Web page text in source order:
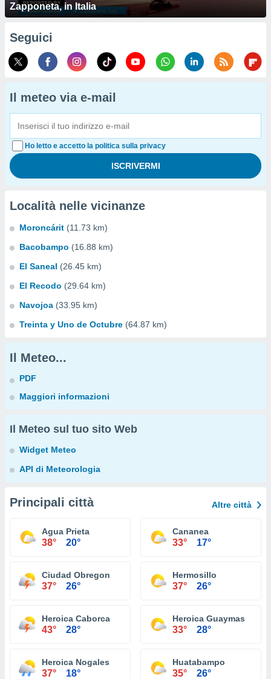
Zapponeta, in Italia
Seguici
Il meteo via e-mail
Ho letto e accetto la politica sulla privacy
Località nelle vicinanze
Moroncárit (11.73 km)
Bacobampo (16.88 km)
El Saneal (26.45 km)
El Recodo (29.64 km)
Navojoa (33.95 km)
Treinta y Uno de Octubre (64.87 km)
Il Meteo...
PDF
Maggiori informazioni
Il Meteo sul tuo sito Web
Widget Meteo
API di Meteorologia
Principali città Altre città
Agua Prieta
38° 20°
Cananea
33° 17°
Ciudad Obregon
37° 26°
Hermosillo
37° 26°
Heroica Caborca
43° 28°
Heroica Guaymas
33° 28°
Heroica Nogales
37° 18°
Huatabampo
35° 26°